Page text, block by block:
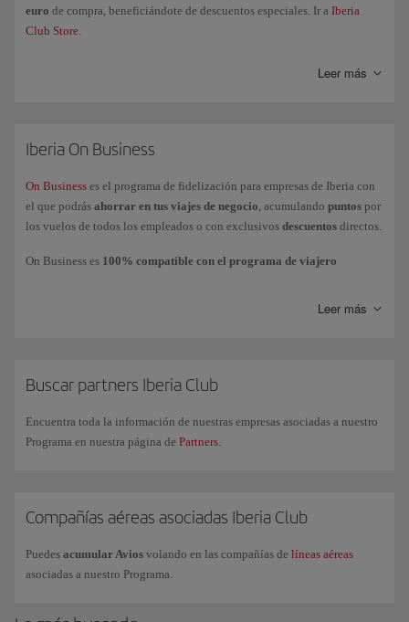
euro de compra, beneficiándote de descuentos especiales. Ir a Iberia
Club Store.
Leer más
Iberia On Business
On Business es el programa de fidelización para empresas de Iberia con
el que podrás ahorrar en tus viajes de negocio, acumulando puntos por
los vuelos de todos los empleados o con exclusivos descuentos directos.
On Business es 100% compatible con el programa de viajero
en su cuenta o
American Airlines y realizar mejoras de clases a cabinas superiores con
Si tienes más dudas, consulta nuestra página de
Leer más
Buscar partners Iberia Club
Encuentra toda la información de nuestras empresas asociadas a nuestro
Programa en nuestra página de Partners.
Compañías aéreas asociadas Iberia Club
Puedes acumular Avios volando en las compañías de líneas aéreas
asociadas a nuestro Programa.